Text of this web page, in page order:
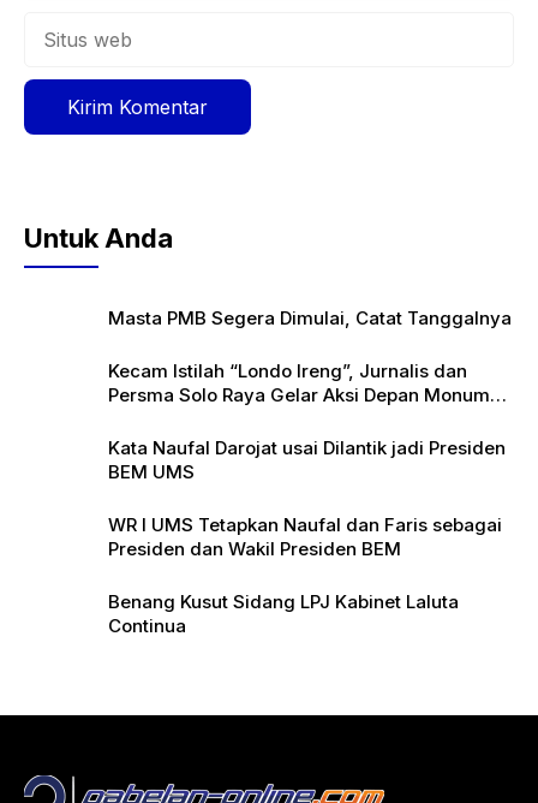
Untuk Anda
Masta PMB Segera Dimulai, Catat Tanggalnya
Kecam Istilah “Londo Ireng”, Jurnalis dan
Persma Solo Raya Gelar Aksi Depan Monumen
Kata Naufal Darojat usai Dilantik jadi Presiden
BEM UMS
WR I UMS Tetapkan Naufal dan Faris sebagai
Presiden dan Wakil Presiden BEM
Benang Kusut Sidang LPJ Kabinet Laluta
Continua